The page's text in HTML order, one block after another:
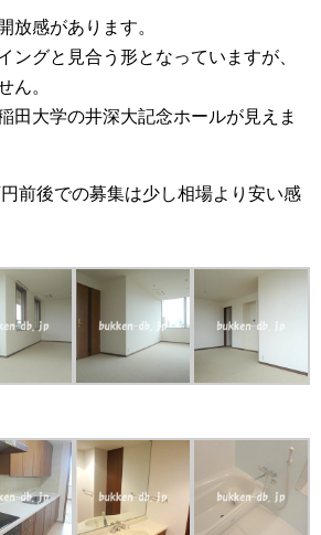
放感があります。
ングと見合う形となっていますが、
ん。
田大学の井深大記念ホールが見えま
前後での募集は少し相場より安い感